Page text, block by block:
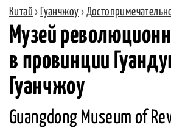
Китай › Гуанчжоу ›
Музей
в провинции
Гуанчжоу
Guangdong Museum of